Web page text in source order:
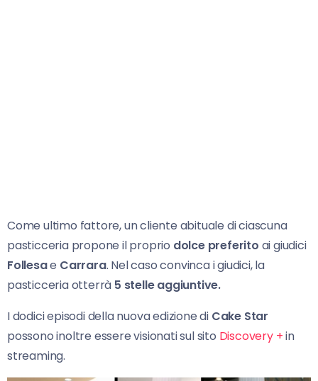
Come ultimo fattore, un cliente abituale di ciascuna
pasticceria propone il proprio dolce preferito ai giudici
Follesae Carrara. Nel caso convinca i giudici, la
pasticceria otterrà 5 stelle aggiuntive.
I dodici episodi della nuova edizione di Cake Star
possono inoltre essere visionati sul sito Discovery +in
streaming.